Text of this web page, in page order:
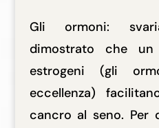
Gli ormoni:
dimostrato che
estrogeni (gli
eccellenza)
cancro al seno.